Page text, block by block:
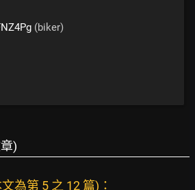
(biker)
)
為第 5 之 12 篇)：